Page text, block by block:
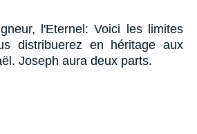
l'Eternel: Voici les limites
distribuerez en héritage aux
Joseph aura deux parts.